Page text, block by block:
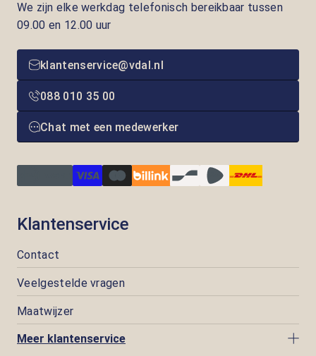
We zijn elke werkdag telefonisch bereikbaar tussen
09.00 en 12.00 uur
klantenservice@vdal.nl
088 010 35 00
Chat met een medewerker
Klantenservice
Contact
Veelgestelde vragen
Maatwijzer
Meer klantenservice